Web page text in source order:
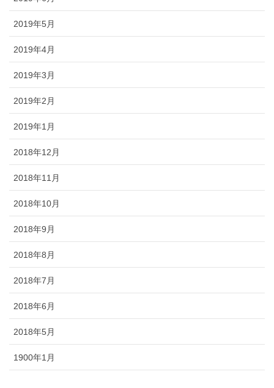
2019年5月
2019年4月
2019年3月
2019年2月
2019年1月
2018年12月
2018年11月
2018年10月
2018年9月
2018年8月
2018年7月
2018年6月
2018年5月
1900年1月